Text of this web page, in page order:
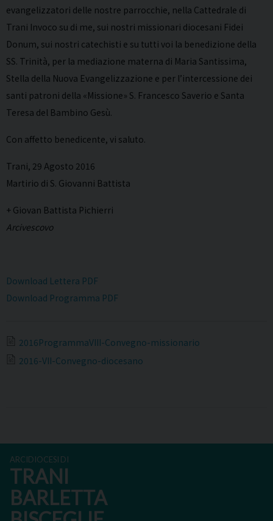
evangelizzatori delle nostre parrocchie, nella Cattedrale di
Trani Invoco su di me, sui nostri missionari diocesani Fidei
Donum, sui nostri catechisti e su tutti voi la benedizione della
SS. Trinità, per la mediazione materna di Maria Santissima,
Stella della Nuova Evangelizzazione e per l’intercessione dei
santi patroni della «Missione» S. Francesco Saverio e Santa
Teresa del Bambino Gesù.
Con affetto benedicente, vi saluto.
Trani, 29 Agosto 2016
Martirio di S. Giovanni Battista
+ Giovan Battista Pichierri
Arcivescovo
Download Lettera PDF
Download Programma PDF
2016ProgrammaVIII-Convegno-missionario
2016-VII-Convegno-diocesano
ARCIDIOCESI DI
TRANI
BARLETTA